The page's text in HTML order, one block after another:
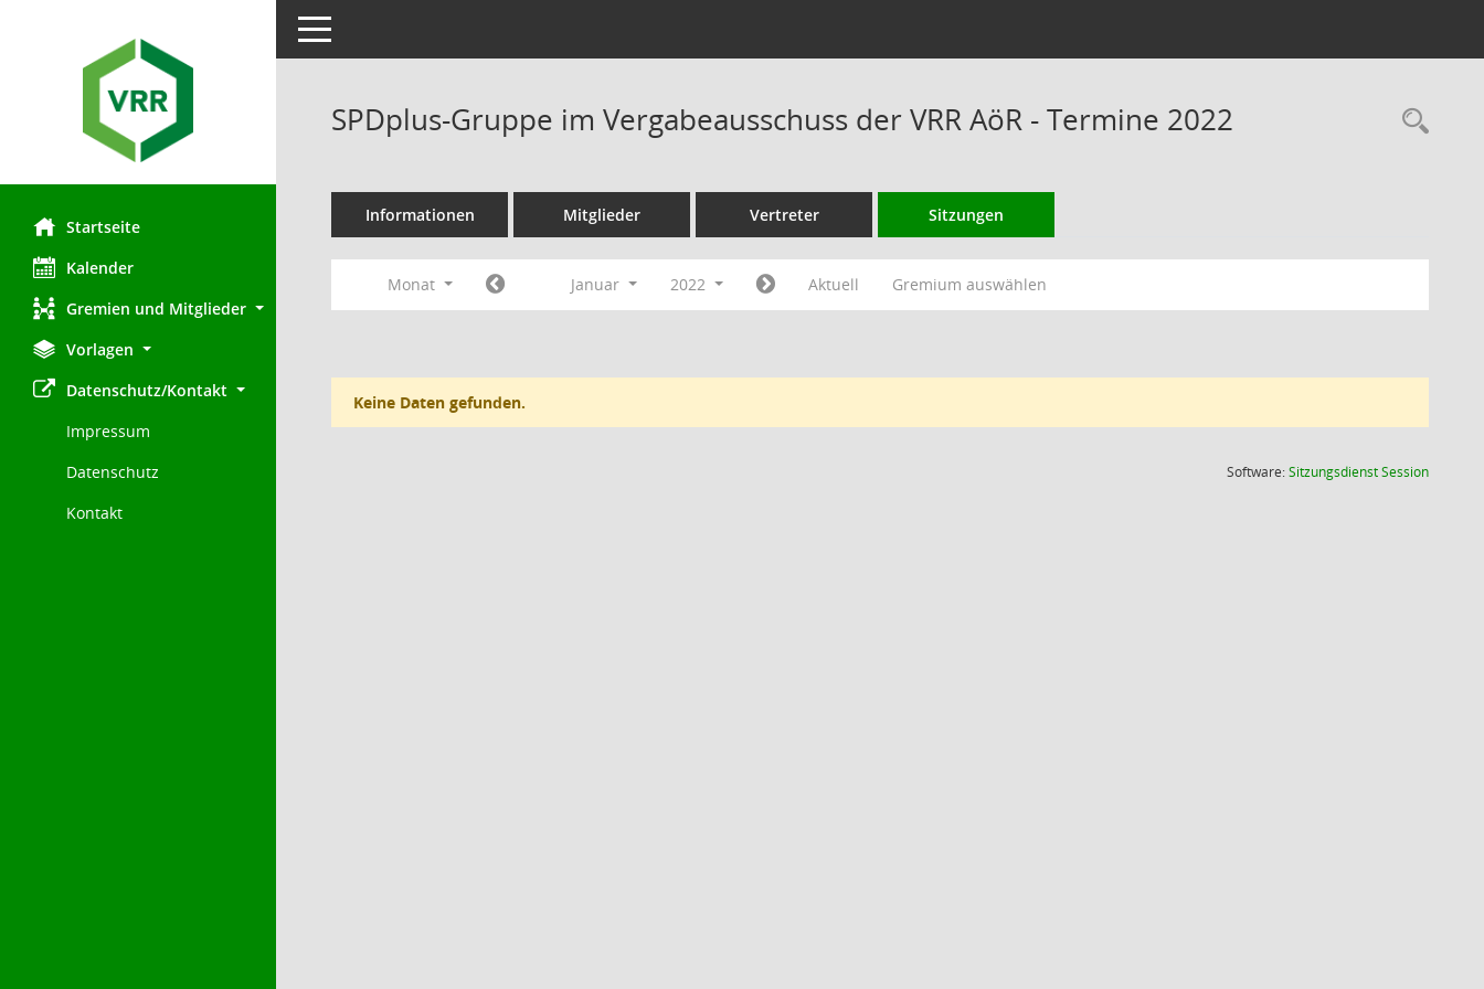
Startseite
Kalender
Gremien und Mitglieder
Vorlagen
Datenschutz/Kontakt
Impressum
Datenschutz
Kontakt
Toggle navigation
SPDplus-Gruppe im Vergabeausschuss der VRR AöR - Termine 2022
Informationen Mitglieder Vertreter Sitzungen
Monat Januar 2022 Aktuell Gremium auswählen
Keine Daten gefunden.
Software:SitzungsdienstSession(Wird in